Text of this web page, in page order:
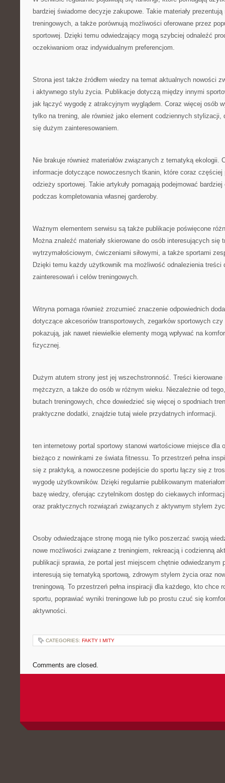
bardziej świadome decyzje zakupowe. Takie materiały
treningowych, a także porównują możliwości oferowane przez
sportowej. Dzięki temu odwiedzający mogą szybciej odnaleźć
oczekiwaniom oraz indywidualnym preferencjom.
Strona jest także źródłem wiedzy na temat aktualnych nowości
i aktywnego stylu życia. Publikacje dotyczą między innymi
jak łączyć wygodę z atrakcyjnym wyglądem. Coraz więcej osób
tylko na trening, ale również jako element codziennych stylizacji,
się dużym zainteresowaniem.
Nie brakuje również materiałów związanych z tematyką ekologii.
informacje dotyczące nowoczesnych tkanin, które coraz częściej
odzieży sportowej. Takie artykuły pomagają podejmować
podczas kompletowania własnej garderoby.
Ważnym elementem serwisu są także publikacje poświęcone
Można znaleźć materiały skierowane do osób interesujących się
wytrzymałościowym, ćwiczeniami siłowymi, a także sportami
Dzięki temu każdy użytkownik ma możliwość odnalezienia treści
zainteresowań i celów treningowych.
Witryna pomaga również zrozumieć znaczenie odpowiednich
dotyczące akcesoriów transportowych, zegarków sportowych
pokazują, jak nawet niewielkie elementy mogą wpływać na
fizycznej.
Dużym atutem strony jest jej wszechstronność. Treści
mężczyzn, a także do osób w różnym wieku. Niezależnie od
butach treningowych, chce dowiedzieć się więcej o spodniach
praktyczne dodatki, znajdzie tutaj wiele przydatnych informacji.
ten internetowy portal sportowy stanowi wartościowe miejsce dla
bieżąco z nowinkami ze świata fitnessu. To przestrzeń pełna
się z praktyką, a nowoczesne podejście do sportu łączy się z
wygodę użytkowników. Dzięki regularnie publikowanym
bazę wiedzy, oferując czytelnikom dostęp do ciekawych
oraz praktycznych rozwiązań związanych z aktywnym stylem
Osoby odwiedzające stronę mogą nie tylko poszerzać swoją
nowe możliwości związane z treningiem, rekreacją i codzienną
publikacji sprawia, że portal jest miejscem chętnie odwiedzanym
interesują się tematyką sportową, zdrowym stylem życia oraz
treningową. To przestrzeń pełna inspiracji dla każdego, kto chce
sportu, poprawiać wyniki treningowe lub po prostu czuć się
aktywności.
CATEGORIES: FAKTY I MITY
Comments are closed.